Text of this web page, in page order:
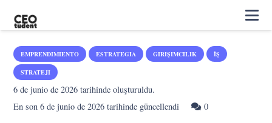
EMPRENDIMIENTO ESTRATEGIA GIRIŞIMCILIK İŞ
STRATEJI
6 de junio de 2026 tarihinde oluşturuldu.
En son6 de junio de 2026 tarihinde güncellendi 0